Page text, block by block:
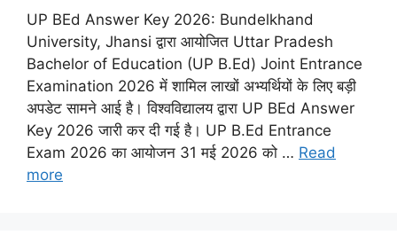
UP BEd Answer Key 2026: Bundelkhand
University, Jhansi द्वारा आयोजित Uttar Pradesh
Bachelor of Education (UP B.Ed) Joint Entrance
Examination 2026 में शामिल लाखों अभ्यर्थियों के लिए बड़ी
अपडेट सामने आई है। विश्वविद्यालय द्वारा UP BEd Answer
Key 2026 जारी कर दी गई है। UP B.Ed Entrance
Exam 2026 का आयोजन 31 मई 2026 को … Read
more